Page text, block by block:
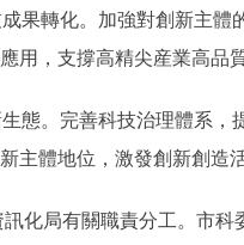
轉化。加強對創新主體
用，支撐高精尖産業高品
。完善科技治理體系，
主體地位，激發創新創造
局有關職責分工。市科